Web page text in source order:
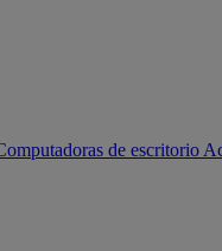
de escritorio